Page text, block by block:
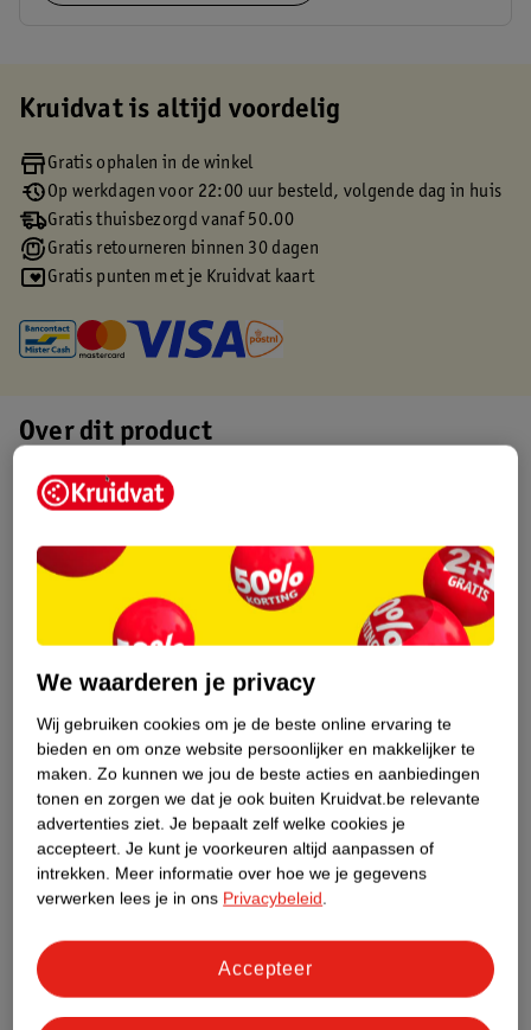
Kruidvat is altijd voordelig
Gratis ophalen in de winkel
Op werkdagen voor 22:00 uur besteld, volgende dag in huis
Gratis thuisbezorgd vanaf 50.00
Gratis retourneren binnen 30 dagen
Gratis punten met je Kruidvat kaart
Over dit product
Productinformatie
Etiketinformatie
Nature Impact Score
Groen (+) = lage impact op het milieu.
Gebaseerd op wereldwijde
gemiddelden.
Nature Impact Score: 24%
Gemiddelde voor Algemene Lichaamsverzorging: 36%
Hogere score betekent lagere impact
Bekijk ook
We waarderen je privacy
Wij gebruiken cookies om je de beste online ervaring te
bieden en om onze website persoonlijker en makkelijker te
maken. Zo kunnen we jou de beste acties en aanbiedingen
tonen en zorgen we dat je ook buiten Kruidvat.be relevante
advertenties ziet. Je bepaalt zelf welke cookies je
accepteert. Je kunt je voorkeuren altijd aanpassen of
intrekken. Meer informatie over hoe we je gegevens
verwerken lees je in ons Privacybeleid.
Accepteer